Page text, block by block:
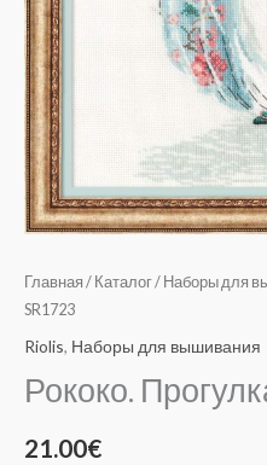
Главная / Каталог/ Наборы для
SR1723
Riolis, Наборы для вышивания
Рококо.
21.00€